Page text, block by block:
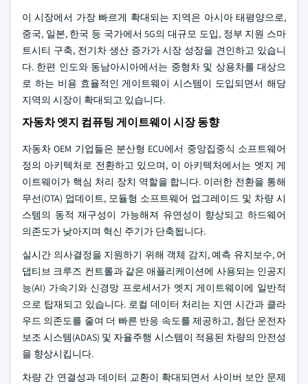
이 시장에서 가장 빠르게 확대되는 지역은 아시아 태평양으로,
중국, 일본, 한국 등 국가에서 5G의 대규모 도입, 정부 지원 스마
트시티 구축, 전기차 생산 증가가 시장 성장을 견인하고 있습니
다. 한편 인도와 동남아시아에서는 중형차 및 상용차를 대상으
로 하는 비용 효율적인 게이트웨이 시스템이 도입되면서 해당
지역의 시장이 확대되고 있습니다.
자동차 엣지 컴퓨팅 게이트웨이 시장 동향
자동차 OEM 기업들은 분산형 ECU에서 중앙집중식 소프트웨어
정의 아키텍처로 전환하고 있으며, 이 아키텍처에서는 엣지 게
이트웨이가 핵심 처리 장치 역할을 합니다. 이러한 전환을 통해
무선(OTA) 업데이트, 모듈형 소프트웨어 업그레이드 및 차량 시
스템의 동적 재구성이 가능해져 유연성이 향상되고 하드웨어
의존도가 낮아지며 혁신 주기가 단축됩니다.
실시간 의사결정을 지원하기 위해 객체 감지, 예측 유지보수, 어
댑티브 크루즈 컨트롤과 같은 애플리케이션에 사용되는 인공지
능(AI) 가속기와 신경망 프로세서가 엣지 게이트웨이에 일반적
으로 탑재되고 있습니다. 로컬 데이터 처리는 지연 시간과 클라
우드 의존도를 줄여 더 빠른 반응 속도를 제공하고, 첨단 운전자
보조 시스템(ADAS) 및 자율주행 시스템이 적용된 차량의 안전성
을 향상시킵니다.
차량 간 연결성과 데이터 교환이 확대되면서 사이버 보안 문제